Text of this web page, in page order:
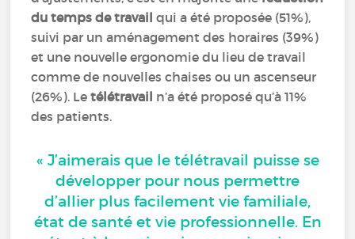
du temps de travail qui a été proposée (51%),
suivi par un aménagement des horaires (39%)
et une nouvelle ergonomie du lieu de travail
comme de nouvelles chaises ou un ascenseur
(26%). Letélétravail n’a été proposé qu’à 11%
des patients.
« J’aimerais que le télétravail puisse se
développer pour nous permettre
d’allier plus facilement vie familiale,
état de santé et vie professionnelle. En